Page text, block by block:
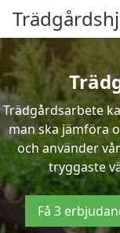
Trädgårdsarbete
man ska jämföra
och använder
tryggaste
Få 3